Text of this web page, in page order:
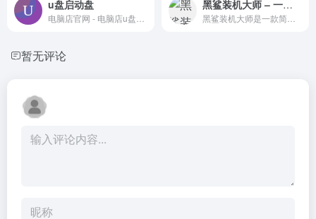
u盘启动盘 黑鲨装机大师 – 一键重装系统、U盘装系统交流平台
暂无评论